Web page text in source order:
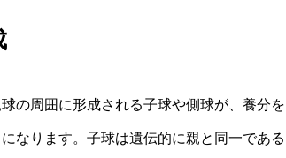
の周囲に形成される子球や側球が、養分を
なります。子球は遺伝的に親と同一である